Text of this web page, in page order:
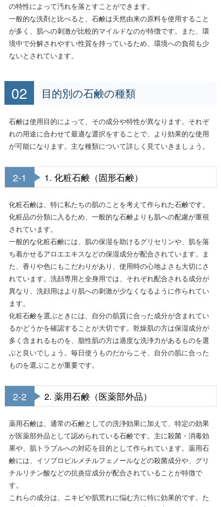
の特性によって汚れを落とすことができます。
一般的な洗剤と比べると、石鹸は天然由来の原料を使用すること
が多く、肌への刺激が比較的マイルドなのが特徴です。また、環
境中で分解されやすい性質を持っているため、環境への負荷も少
ないとされています。
目的別の石鹸の種類
石鹸は使用目的によって、その成分や特性が異なります。それぞ
れの用途に合わせて最適な選択をすることで、より効果的な使用
が可能になります。主な種類について詳しく見ていきましょう。
2-1 1. 化粧石鹸（固形石鹸）
化粧石鹸は、特に私たちの肌のことを考えて作られた石鹸です。
化粧品の分類に入るため、一般的な石鹸よりも肌への配慮が重視
されています。
一般的な化粧石鹸には、肌の保湿を助けるグリセリンや、肌を落
ち着かせるアロエエキスなどの保湿成分が配合されています。ま
た、香りや色にもこだわりがあり、使用時の心地よさも大切にさ
れています。洗顔専用と全身用では、それぞれ配合される成分が
異なり、洗顔用はより肌への刺激が少なくなるように作られてい
ます。
化粧石鹸を選ぶときには、自分の肌質に合った成分が含まれてい
るかどうかを確認することが大切です。乾燥肌の方は保湿成分が
多く含まれるものを、脂性肌の方は適度な洗浄力があるものを選
ぶと良いでしょう。毎日使うものだからこそ、自分の肌に合った
ものを選ぶことが重要です。
2-2 2. 薬用石鹸（医薬部外品）
薬用石鹸は、通常の石鹸としての洗浄効果に加えて、特定の効果
が医薬部外品として認められている石鹸です。主に殺菌・消毒効
果や、肌トラブルへの対応を目的として作られています。薬用石
鹸には、イソプロピルメチルフェノールなどの殺菌成分や、グリ
チルリチン酸などの抗炎症成分が配合されていることが特徴で
す。
これらの成分は、ニキビや肌荒れに悩む方に特に効果的です。た